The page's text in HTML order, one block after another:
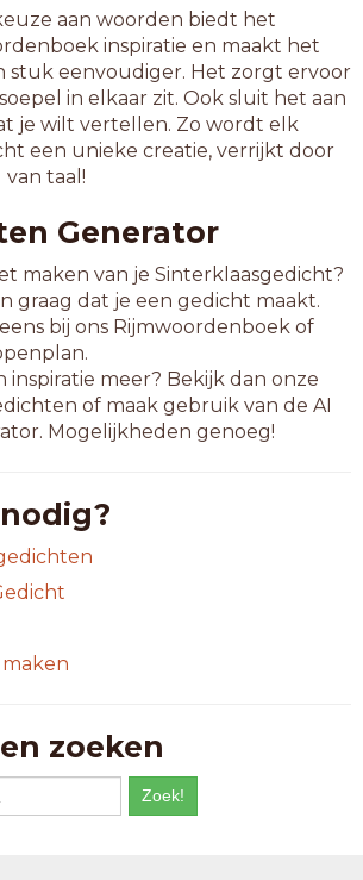
aan woorden biedt het
inspiratie en maakt het
stuk eenvoudiger. Het zorgt ervoor
in elkaar zit. Ook sluit het aan
je wilt vertellen. Zo wordt elk
een unieke creatie, verrijkt door
taal!
Generator
maken van je Sinterklaasgedicht?
graag dat je een gedicht maakt.
bij ons Rijmwoordenboek of
inspiratie meer? Bekijk dan onze
of maak gebruik van de AI
Mogelijkheden genoeg!
zoeken